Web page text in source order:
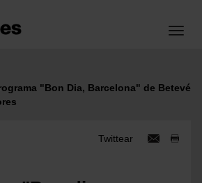
"Bon Dia, Barcelona" de Betevé
Twittear